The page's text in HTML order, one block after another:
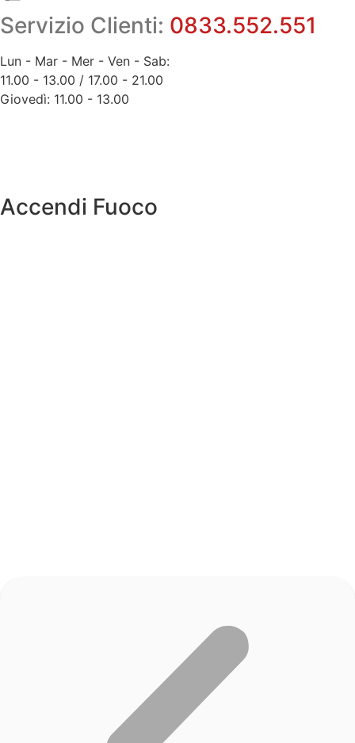
Servizio Clienti: 0833.552.551
Lun - Mar - Mer - Ven - Sab:
11.00 - 13.00 / 17.00 - 21.00
Giovedì: 11.00 - 13.00
Accendi Fuoco